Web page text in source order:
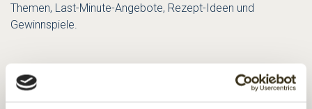
Themen, Last-Minute-Angebote, Rezept-Ideen und
Gewinnspiele.